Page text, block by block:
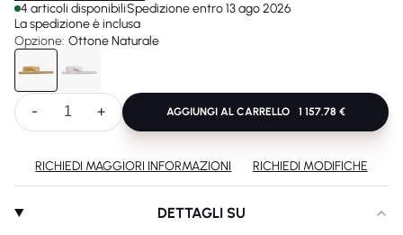
DETTAGLI SU
4 articoli disponibiliSpedizione entro 13 ago 2026
La spedizione è inclusa
Opzione: Ottone Naturale
- + AGGIUNGI AL CARRELLO 1 157.78 €
RICHIEDI MAGGIORI INFORMAZIONI RICHIEDI MODIFICHE